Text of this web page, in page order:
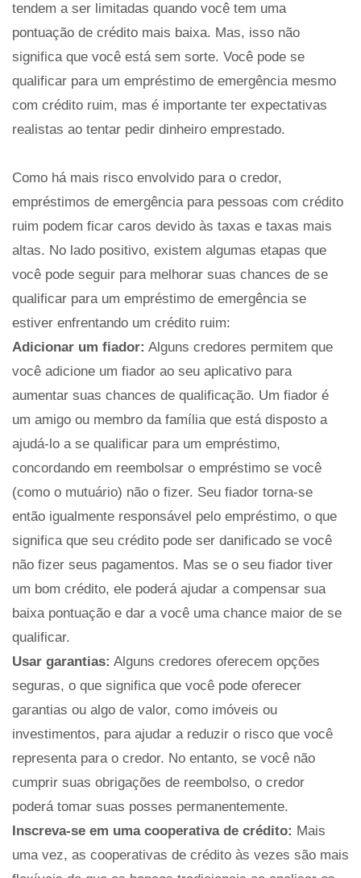
tendem a ser limitadas quando você tem uma
pontuação de crédito mais baixa. Mas, isso não
significa que você está sem sorte. Você pode se
qualificar para um empréstimo de emergência mesmo
com crédito ruim, mas é importante ter expectativas
realistas ao tentar pedir dinheiro emprestado.
Como há mais risco envolvido para o credor,
empréstimos de emergência para pessoas com crédito
ruim podem ficar caros devido às taxas e taxas mais
altas. No lado positivo, existem algumas etapas que
você pode seguir para melhorar suas chances de se
qualificar para um empréstimo de emergência se
estiver enfrentando um crédito ruim:
Adicionar um fiador: Alguns credores permitem que
você adicione um fiador ao seu aplicativo para
aumentar suas chances de qualificação. Um fiador é
um amigo ou membro da família que está disposto a
ajudá-lo a se qualificar para um empréstimo,
concordando em reembolsar o empréstimo se você
(como o mutuário) não o fizer. Seu fiador torna-se
então igualmente responsável pelo empréstimo, o que
significa que seu crédito pode ser danificado se você
não fizer seus pagamentos. Mas se o seu fiador tiver
um bom crédito, ele poderá ajudar a compensar sua
baixa pontuação e dar a você uma chance maior de se
qualificar.
Usar garantias: Alguns credores oferecem opções
seguras, o que significa que você pode oferecer
garantias ou algo de valor, como imóveis ou
investimentos, para ajudar a reduzir o risco que você
representa para o credor. No entanto, se você não
cumprir suas obrigações de reembolso, o credor
poderá tomar suas posses permanentemente.
Inscreva-se em uma cooperativa de crédito: Mais
uma vez, as cooperativas de crédito às vezes são mais